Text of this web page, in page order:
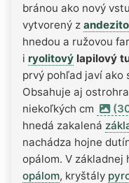
bránou ako nový
vytvorený z
hnedou a ružovou
i ryolitový lapilový
prvý pohľad javí ako
Obsahuje aj
niekoľkých cm
hnedá zakalená
nachádza hojne
opálom. V základnej
opálom, kryštály